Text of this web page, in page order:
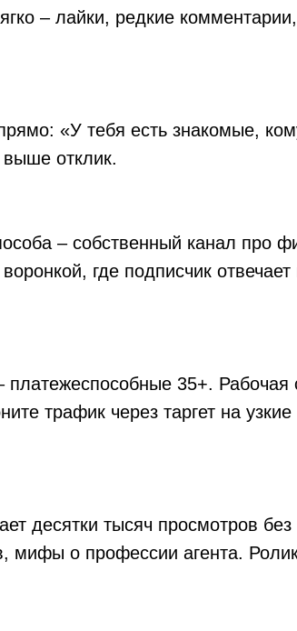
– лайки, редкие
«У тебя есть знакомые,
отклик.
– собственный канал про
где подписчик
35+. Рабочая
трафик через таргет на
десятки тысяч просмотров
мифы о профессии агента.